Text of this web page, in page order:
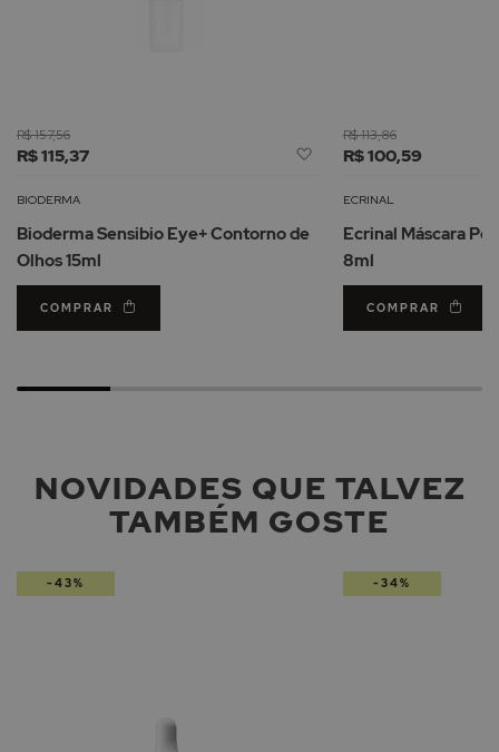
R$ 115,37
R$ 157,56
Adicionar
Lista
Desejos
BIODERMA
Bioderma Sensibio Eye+ Contorno de
Olhos 15ml
COMPRAR
R$ 100,59
R$ 113,86
ECRINAL
Ecrinal Máscara
8ml
COMPRAR
NOVIDADES QUE TALVEZ
TAMBÉM GOSTE
-43% -34%